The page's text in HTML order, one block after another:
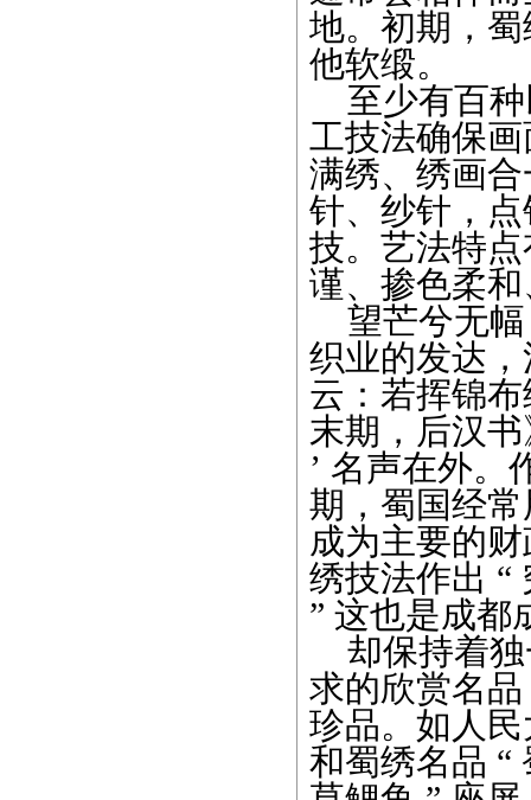
地。初期，
他软缎。
至少有百
工技法确保
满绣、绣画
针、纱针，
技。艺法特
谨、掺色柔
望芒兮无
织业的发达
云：若挥锦
末期，后汉
’ 名声在外。
期，蜀国经
成为主要的
绣技法作出 “
” 这也是成都
却保持着独
求的欣赏名
珍品。如人
和蜀绣名品 “